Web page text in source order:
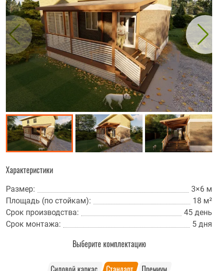
Характеристики
Размер:
3×6 м
Площадь (по стойкам):
18 м²
Срок производства:
45 день
Срок монтажа:
5 дня
Выберите комплектацию